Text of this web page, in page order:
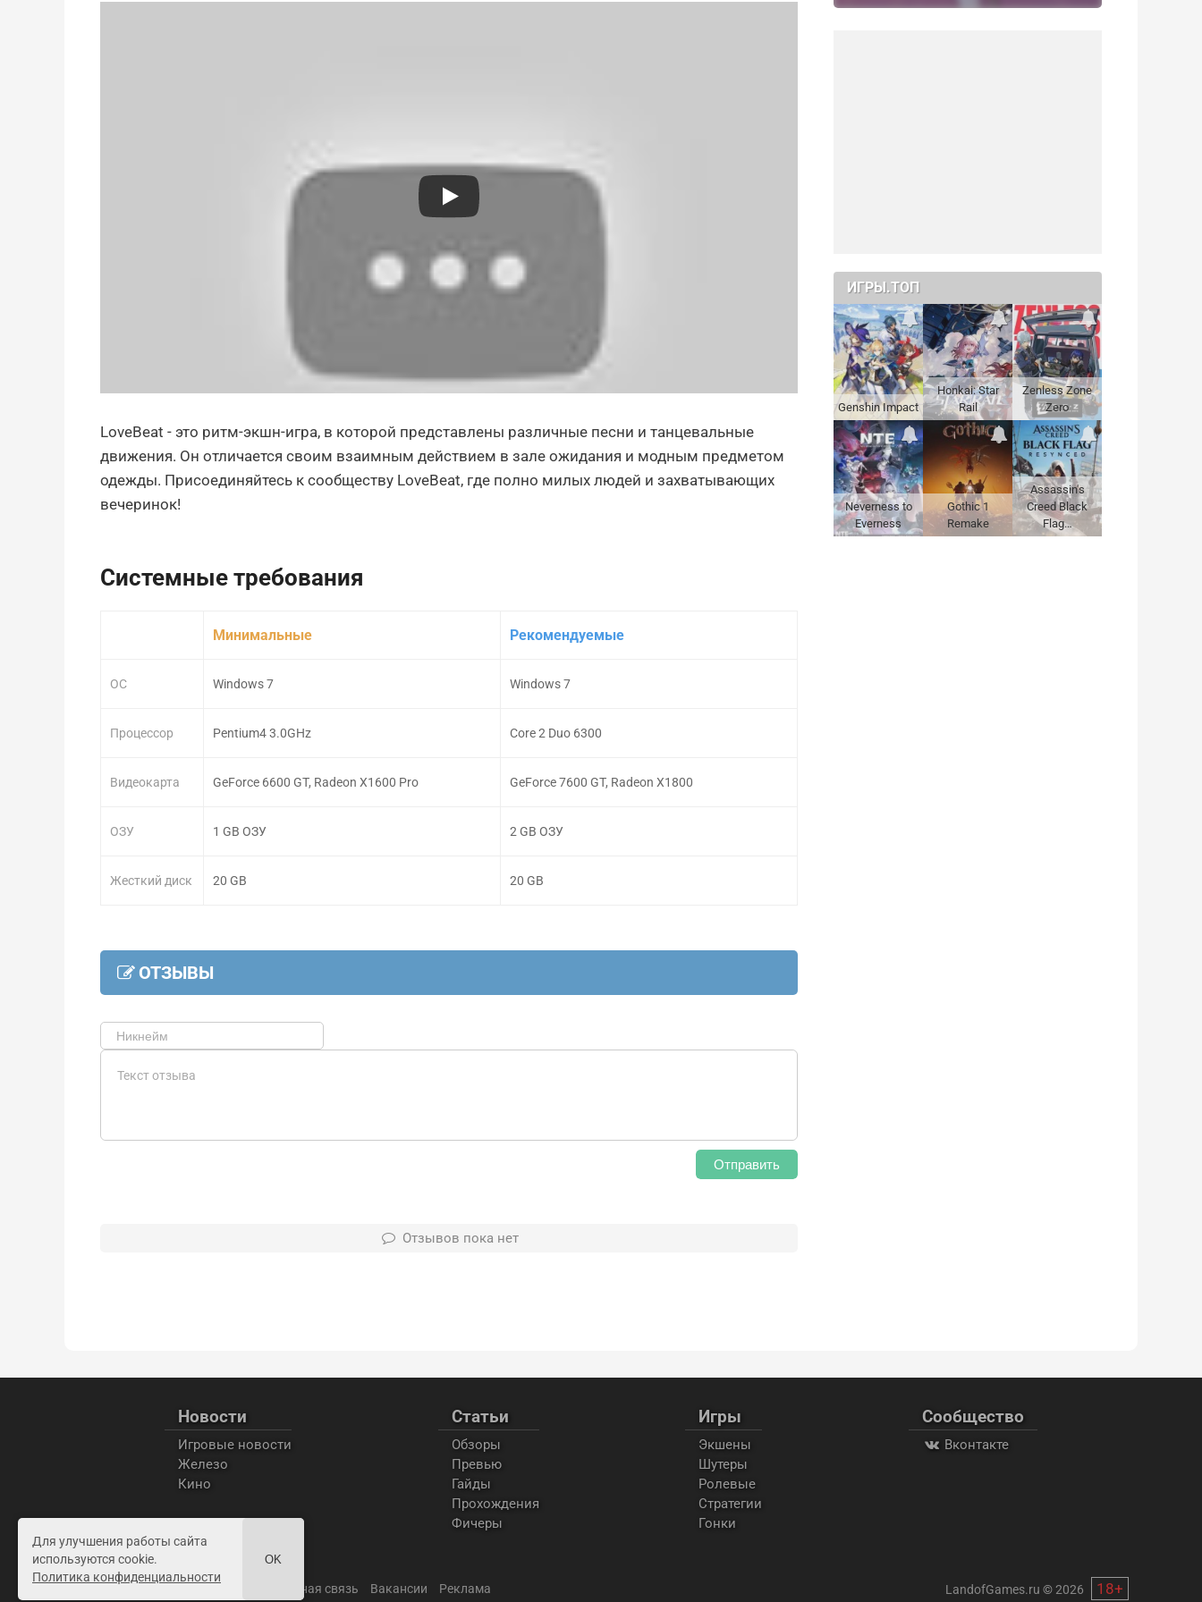
LoveBeat - это ритм-экшн-игра, в которой представлены различные песни и танцевальные
движения. Он отличается своим взаимным действием в зале ожидания и модным предметом
одежды. Присоединяйтесь к сообществу LoveBeat, где полно милых людей и захватывающих
вечеринок!
Системные требования
ОС
Процессор
Видеокарта
ОЗУ
Жесткий диск
Минимальные
Windows 7
Pentium4 3.0GHz
GeForce 6600 GT, Radeon X1600 Pro
1 GB ОЗУ
20 GB
Рекомендуемые
Windows 7
Core 2 Duo 6300
GeForce 7600 GT, Radeon X1800
2 GB ОЗУ
20 GB
ОТЗЫВЫ
Отправить
Отзывов пока нет
ИГРЫ.ТОП
Genshin Impact
Honkai: Star
Rail
Zenless Zone
Zero
Neverness to
Everness
Gothic 1
Remake
Assassin's
Creed Black
Flag…
Для улучшения работы сайта
используются cookie.
Политика конфиденциальности
OK
Новости
Игровые новости
Железо
Кино
Статьи
Обзоры
Превью
Гайды
Прохождения
Фичеры
Игры
Экшены
Шутеры
Ролевые
Стратегии
Гонки
Сообщество
Вконтакте
Пользовательское соглашение Обратная связь Вакансии Реклама LandofGames.ru ©2026 18+